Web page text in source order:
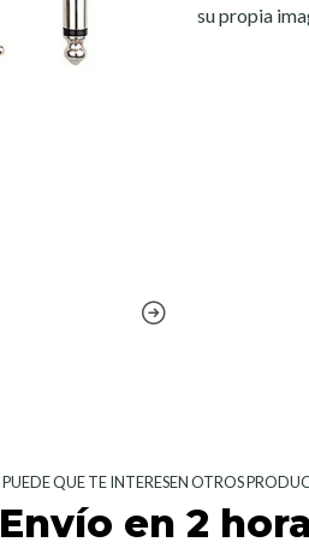
su propia
PUEDE QUE TE INTERESEN OTROS
Envío en 2